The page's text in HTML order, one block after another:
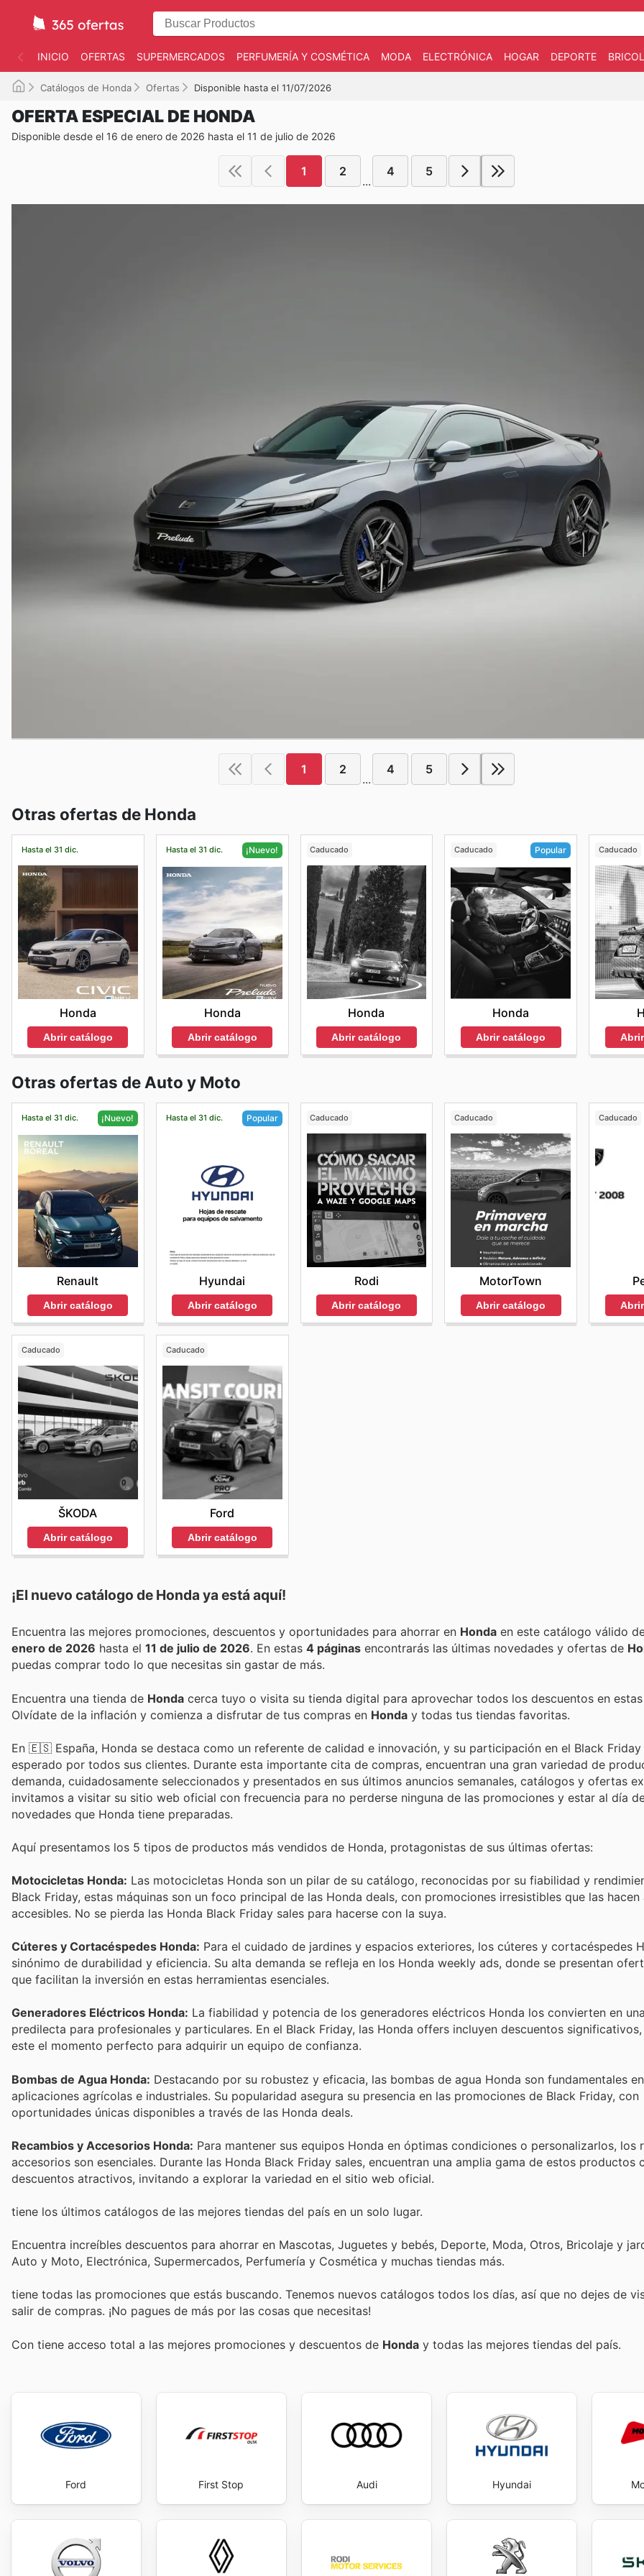
INICIO OFERTAS SUPERMERCADOS PERFUMERÍA Y COSMÉTICA MODA ELECTRÓNICA HOGAR DEPORTE
Catálogos de Honda Ofertas Disponible hasta el 11/07/2026
OFERTA ESPECIAL DE HONDA
Disponible desde el 16 de enero de 2026 hasta el 11 de julio de 2026
1 2
...
4 5
1 2
...
4 5
Otras ofertas de Honda
Hasta el 31 dic.
Honda
Abrir catálogo
Hasta el 31 dic. ¡Nuevo!
Honda
Abrir catálogo
Caducado
Honda
Abrir catálogo
Caducado Popular
Honda
Abrir catálogo
Caducado
Otras ofertas de Auto y Moto
Hasta el 31 dic. ¡Nuevo!
Renault
Abrir catálogo
Hasta el 31 dic. Popular
Hyundai
Abrir catálogo
Caducado
Rodi
Abrir catálogo
Caducado
MotorTown
Abrir catálogo
Caducado
Caducado
ŠKODA
Abrir catálogo
Caducado
Ford
Abrir catálogo
¡El nuevo catálogo de Honda ya está aquí!
Encuentra las mejores promociones, descuentos y oportunidades para ahorrar en Honda en este catálogo válido
enero de 2026 hasta el 11 de julio de 2026 . En estas 4 páginas encontrarás las últimas novedades y ofertas de
puedas comprar todo lo que necesitas sin gastar de más.
Encuentra una tienda de Honda cerca tuyo o visita su tienda digital para aprovechar todos los descuentos en
Olvídate de la inflación y comienza a disfrutar de tus compras en Honda y todas tus tiendas favoritas.
En 🇪🇸 España, Honda se destaca como un referente de calidad e innovación, y su participación en el Black Friday
esperado por todos sus clientes. Durante esta importante cita de compras, encuentran una gran variedad de
demanda, cuidadosamente seleccionados y presentados en sus últimos anuncios semanales, catálogos y ofertas
invitamos a visitar su sitio web oficial con frecuencia para no perderse ninguna de las promociones y estar al día
novedades que Honda tiene preparadas.
Aquí presentamos los 5 tipos de productos más vendidos de Honda, protagonistas de sus últimas ofertas:
Motocicletas Honda: Las motocicletas Honda son un pilar de su catálogo, reconocidas por su fiabilidad y
Black Friday, estas máquinas son un foco principal de las Honda deals, con promociones irresistibles que las hacen
accesibles. No se pierda las Honda Black Friday sales para hacerse con la suya.
Cúteres y Cortacéspedes Honda: Para el cuidado de jardines y espacios exteriores, los cúteres y cortacéspedes
sinónimo de durabilidad y eficiencia. Su alta demanda se refleja en los Honda weekly ads, donde se presentan
que facilitan la inversión en estas herramientas esenciales.
Generadores Eléctricos Honda: La fiabilidad y potencia de los generadores eléctricos Honda los convierten en
predilecta para profesionales y particulares. En el Black Friday, las Honda offers incluyen descuentos
este el momento perfecto para adquirir un equipo de confianza.
Bombas de Agua Honda: Destacando por su robustez y eficacia, las bombas de agua Honda son fundamentales
aplicaciones agrícolas e industriales. Su popularidad asegura su presencia en las promociones de Black Friday, con
oportunidades únicas disponibles a través de las Honda deals.
Recambios y Accesorios Honda: Para mantener sus equipos Honda en óptimas condiciones o personalizarlos, los
accesorios son esenciales. Durante las Honda Black Friday sales, encuentran una amplia gama de estos productos
descuentos atractivos, invitando a explorar la variedad en el sitio web oficial.
tiene los últimos catálogos de las mejores tiendas del país en un solo lugar.
Encuentra increíbles descuentos para ahorrar en Mascotas, Juguetes y bebés, Deporte, Moda, Otros, Bricolaje y
Auto y Moto, Electrónica, Supermercados, Perfumería y Cosmética y muchas tiendas más.
tiene todas las promociones que estás buscando. Tenemos nuevos catálogos todos los días, así que no dejes de
salir de compras. ¡No pagues de más por las cosas que necesitas!
Con tiene acceso total a las mejores promociones y descuentos de Honda y todas las mejores tiendas del país.
Ford First Stop Audi Hyundai